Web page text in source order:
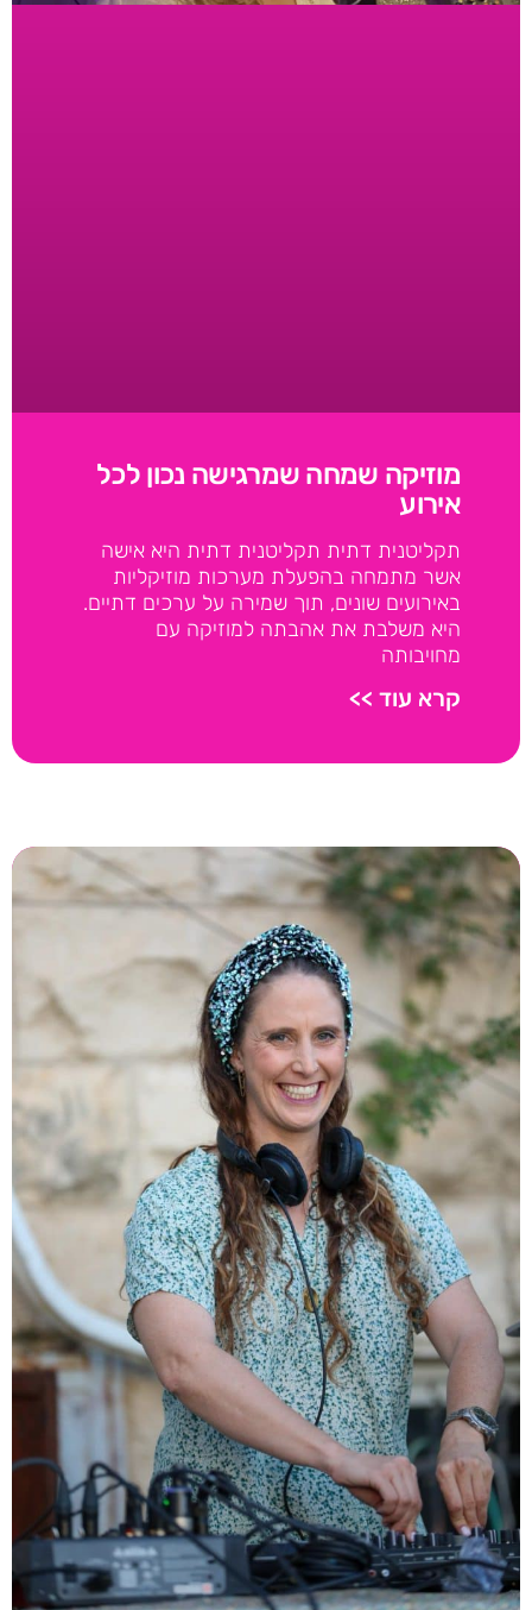
מוזיקה שמחה שמרגישה נכון לכל
אירוע
תקליטנית דתית תקליטנית דתית היא אישה
אשר מתמחה בהפעלת מערכות מוזיקליות
באירועים שונים, תוך שמירה על ערכים דתיים.
היא משלבת את אהבתה למוזיקה עם
מחויבותה
קרא עוד >>